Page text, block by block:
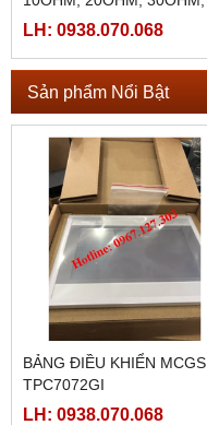
50OHM
LH: 0938.070.068
Sản phẩm Nổi Bật
BẢNG ĐIỀU KHIỂN MCGS
TPC7072GI
LH: 0938.070.068